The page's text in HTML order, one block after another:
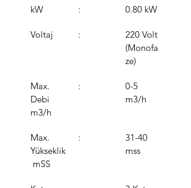
kW : 0.80 kW
Voltaj :
220 Volt
(Monofa
ze)
Max.
Debi
m3/h
:
0-5
m3/h
Max.
Yükseklik
mSS
:
31-40
mss